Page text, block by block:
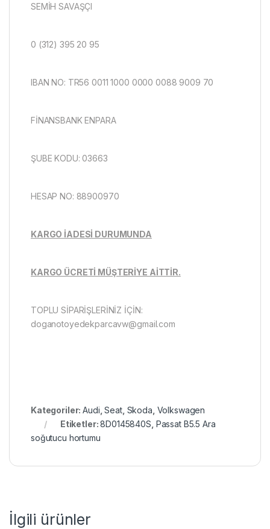
SEMİH SAVAŞÇI
0 (312) 395 20 95
IBAN NO: TR56 0011 1000 0000 0088 9009 70
FİNANSBANK ENPARA
ŞUBE KODU: 03663
HESAP NO: 88900970
KARGO İADESİ DURUMUNDA
KARGO ÜCRETİ MÜŞTERİYE AİTTİR.
TOPLU SİPARİŞLERİNİZ İÇİN:
doganotoyedekparcavw@gmail.com
Kategoriler:Audi ,Seat, Skoda Volkswagen
Etiketler:8D0145840S Passat B5.5 Ara
soğutucu hortumu
İlgili ürünler